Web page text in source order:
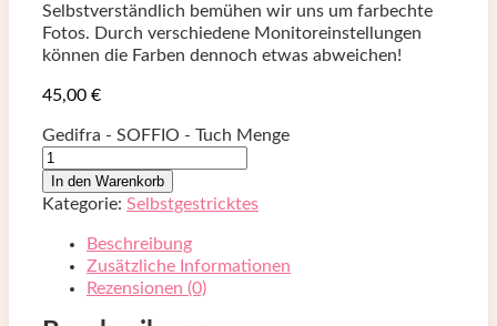
Selbstverständlich bemühen wir uns um farbechte
Fotos. Durch verschiedene Monitoreinstellungen
können die Farben dennoch etwas abweichen!
45,00 €
Gedifra - SOFFIO - Tuch Menge
In den Warenkorb
Kategorie: Selbstgestricktes
Beschreibung
Zusätzliche Informationen
Rezensionen (0)